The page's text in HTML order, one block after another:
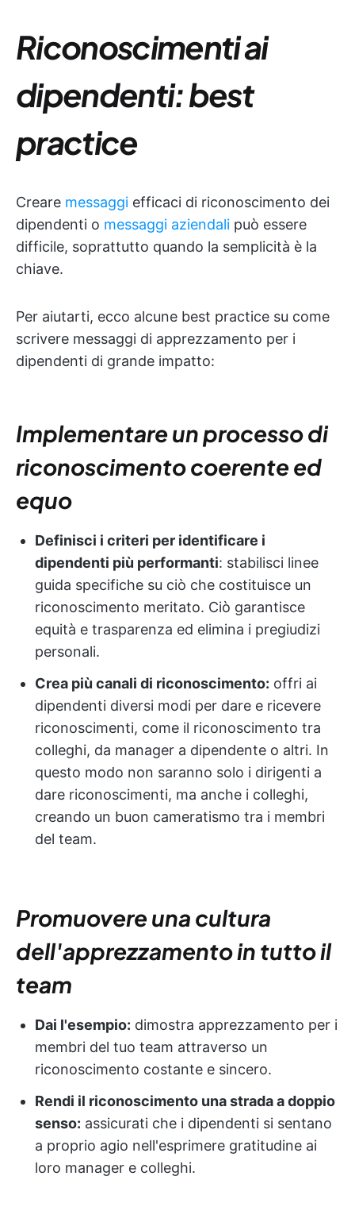
Riconoscimenti ai
dipendenti: best
practice
Creare messaggi efficaci di riconoscimento dei
dipendenti o messaggi aziendali può essere
difficile, soprattutto quando la semplicità è la
chiave.
Per aiutarti, ecco alcune best practice su come
scrivere messaggi di apprezzamento per i
dipendenti di grande impatto:
Implementare un processo di
riconoscimento coerente ed
equo
Definisci i criteri per identificare i
dipendenti più performanti: stabilisci linee
guida specifiche su ciò che costituisce un
riconoscimento meritato. Ciò garantisce
equità e trasparenza ed elimina i pregiudizi
personali.
Crea più canali di riconoscimento: offri ai
dipendenti diversi modi per dare e ricevere
riconoscimenti, come il riconoscimento tra
colleghi, da manager a dipendente o altri. In
questo modo non saranno solo i dirigenti a
dare riconoscimenti, ma anche i colleghi,
creando un buon cameratismo tra i membri
del team.
Promuovere una cultura
dell'apprezzamento in tutto il
team
Dai l'esempio: dimostra apprezzamento per i
membri del tuo team attraverso un
riconoscimento costante e sincero.
Rendi il riconoscimento una strada a doppio
senso: assicurati che i dipendenti si sentano
a proprio agio nell'esprimere gratitudine ai
loro manager e colleghi.